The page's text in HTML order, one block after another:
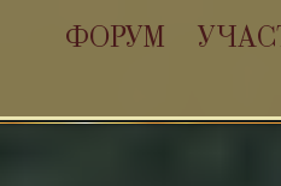
ФОРУМ